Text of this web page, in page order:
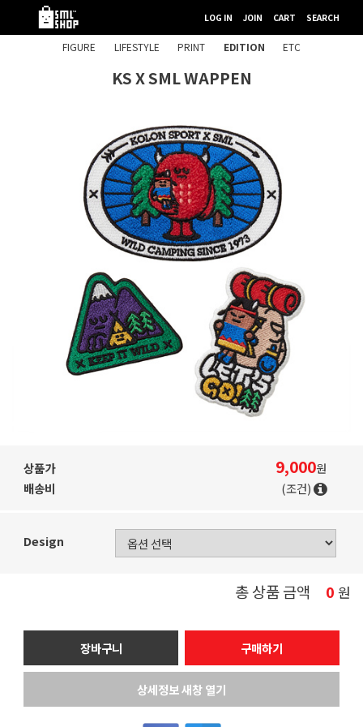
LOG IN JOIN CART SEARCH
FIGURE LIFESTYLE PRINT EDITION ETC
KS X SML WAPPEN
상품가 9,000원
배송비
(조건)
Design
총 상품 금액 0 원
장바구니 구매하기
상세정보 새창 열기